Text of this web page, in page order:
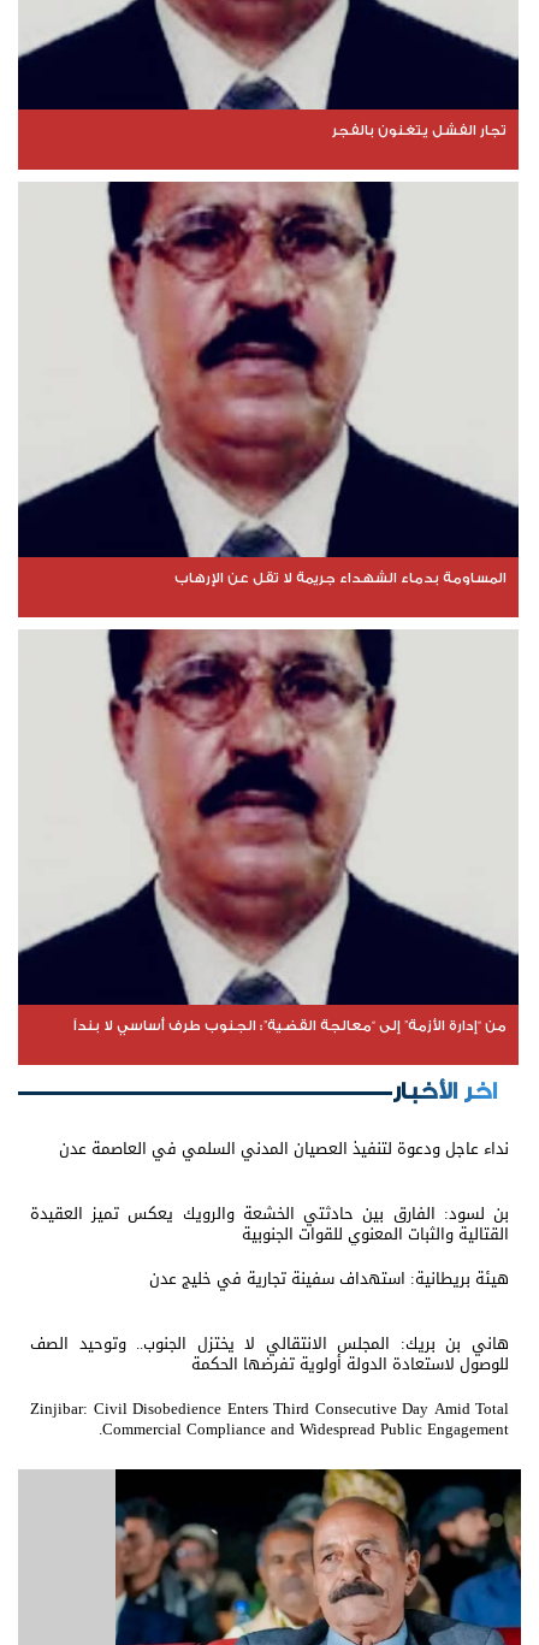
تجار الفشل يتغنون بالفجر
المساومة بدماء الشهداء جريمة لا تقل عن الإرهاب
من “إدارة الأزمة” إلى “معالجة القضية”: الجنوب طرف أساسي لا بنداً
اخر الأخبار
نداء عاجل ودعوة لتنفيذ العصيان المدني السلمي في العاصمة عدن
بن لسود: الفارق بين حادثتي الخشعة والرويك يعكس تميز العقيدة
القتالية والثبات المعنوي للقوات الجنوبية
هيئة بريطانية: استهداف سفينة تجارية في خليج عدن
هاني بن بريك: المجلس الانتقالي لا يختزل الجنوب.. وتوحيد الصف
للوصول لاستعادة الدولة أولوية تفرضها الحكمة
Zinjibar: Civil Disobedience Enters Third Consecutive Day Amid Total
Commercial Compliance and Widespread Public Engagement.